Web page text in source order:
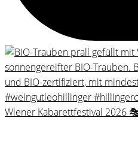
Wiener Kabarettfestival 2026